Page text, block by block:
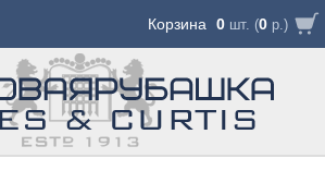
Корзина 0 шт. (0 р.)